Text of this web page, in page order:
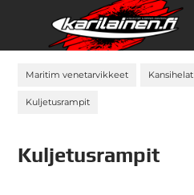
Maritim venetarvikkeet Kansihelat
Kuljetusrampit
Kuljetusrampit